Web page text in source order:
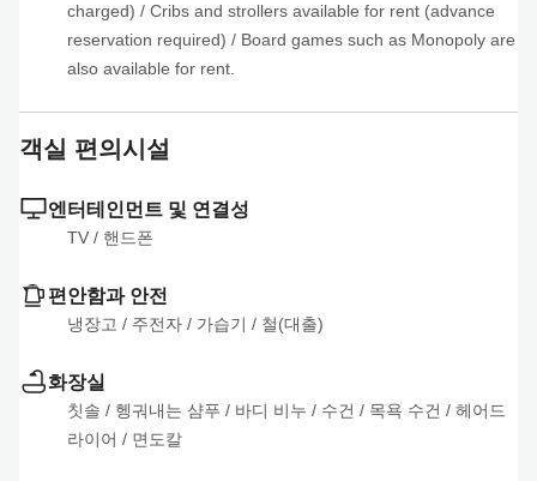
charged) / Cribs and strollers available for rent (advance
reservation required) / Board games such as Monopoly are
also available for rent.
객실 편의시설
엔터테인먼트 및 연결성
TV / 핸드폰
편안함과 안전
냉장고 / 주전자 / 가습기 / 철(대출)
화장실
칫솔 / 헹궈내는 샴푸 / 바디 비누 / 수건 / 목욕 수건 / 헤어드
라이어 / 면도칼